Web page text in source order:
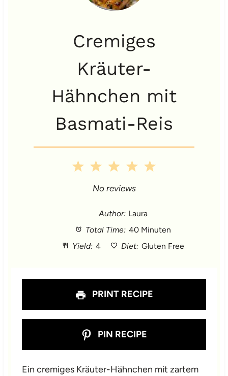
Cremiges
Kräuter-
Hähnchen mit
Basmati-Reis
5
a
s
4
t
a
s
3
S
t
a
s
2
S
t
a
s
1
a
No reviews
Author: Laura
Total Time: 40 Minuten
Yield: 4 Diet: Gluten Free
PRINT RECIPE
PIN RECIPE
Ein cremiges Kräuter-Hähnchen mit zartem